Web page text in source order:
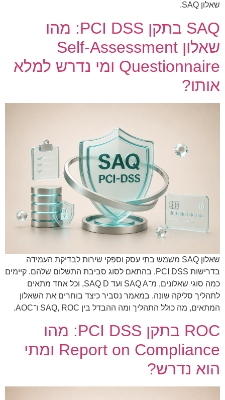
שאלון SAQ.
SAQ בתקן PCI DSS: מהו
שאלון Self-Assessment
Questionnaire ומי נדרש למלא
אותו?
שאלון SAQ משמש בתי עסק וספקי שירות לבדיקת העמידה
בדרישות PCI DSS, בהתאם לסוג סביבת התשלום שלהם. קיימים
כמה סוגי שאלונים, מ־SAQ A ועד SAQ D, וכל אחד מתאים
לתהליך סליקה שונה. במאמר נסביר כיצד בוחרים את השאלון
המתאים, מה כולל התהליך ומה ההבדל בין SAQ, ROC ו־AOC.
ROC בתקן PCI DSS: מהו
Report on Compliance ומתי
הוא נדרש?